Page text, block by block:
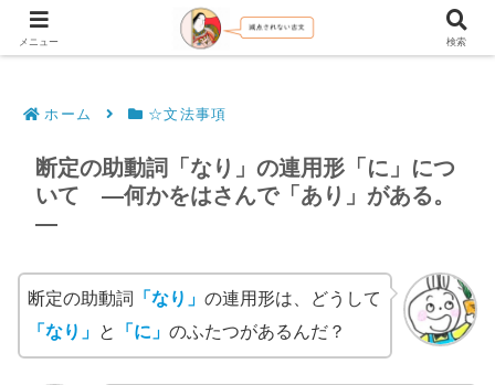
文法解説・逐語訳（現代語訳・口語訳）
ホーム ☆文法事項
断定の助動詞「なり」の連用形「に」につ
いて ―何かをはさんで「あり」がある。
―
断定の助動詞 「なり」 の連用形は、どうして
「なり」 と 「に」 のふたつがあるんだ？
メニュー 検索